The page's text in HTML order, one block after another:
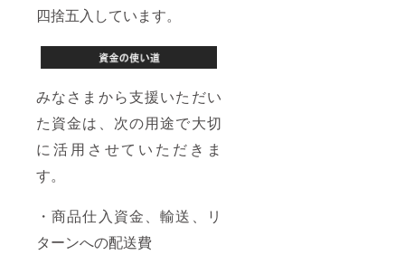
四捨五入しています。
みなさまから支援いただい
た資金は、次の用途で大切
に活用させていただきま
す。
・商品仕入資金、輸送、リ
ターンへの配送費